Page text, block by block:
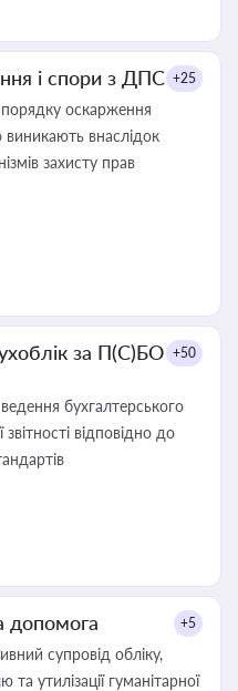
і спори з ДПС +25
оскарження
внаслідок
захисту прав
за П(С)БО +50
бухгалтерського
відповідно до
допомога +5
супровід обліку,
утилізації гуманітарної